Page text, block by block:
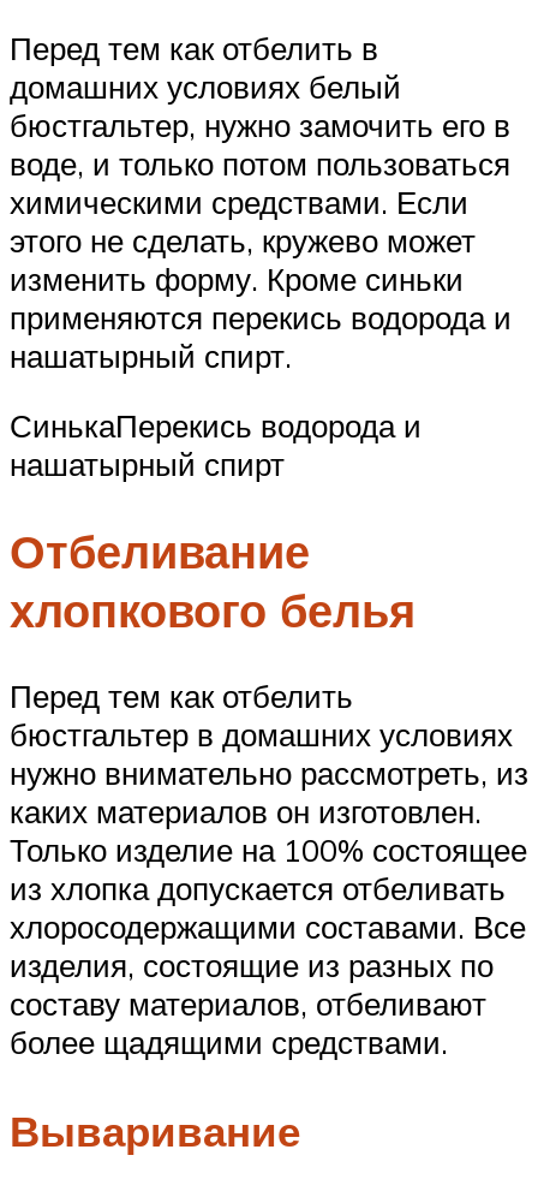
Перед тем как отбелить в
домашних условиях белый
бюстгальтер, нужно замочить его в
воде, и только потом пользоваться
химическими средствами. Если
этого не сделать, кружево может
изменить форму. Кроме синьки
применяются перекись водорода и
нашатырный спирт.
СинькаПерекись водорода и
нашатырный спирт
Отбеливание
хлопкового белья
Перед тем как отбелить
бюстгальтер в домашних условиях
нужно внимательно рассмотреть, из
каких материалов он изготовлен.
Только изделие на 100% состоящее
из хлопка допускается отбеливать
хлоросодержащими составами. Все
изделия, состоящие из разных по
составу материалов, отбеливают
более щадящими средствами.
Вываривание